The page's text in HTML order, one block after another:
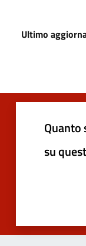
Ultimo
Quanto
su